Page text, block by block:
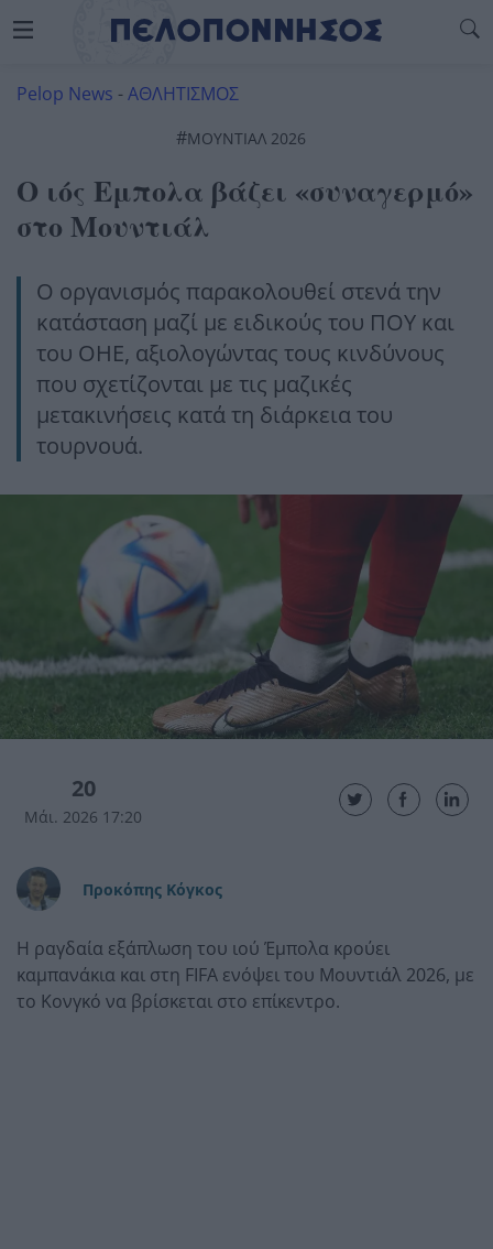
Pelop News -ΑΘΛΗΤΙΣΜΟΣ
#ΜΟΥΝΤΙΆΛ 2026
Ο ιός Εμπολα βάζει «συναγερμό»
στο Μουντιάλ
Ο οργανισμός παρακολουθεί στενά την
κατάσταση μαζί με ειδικούς του ΠΟΥ και
του ΟΗΕ, αξιολογώντας τους κινδύνους
που σχετίζονται με τις μαζικές
μετακινήσεις κατά τη διάρκεια του
τουρνουά.
20
Μάι. 2026 17:20
Προκόπης Κόγκος
Η ραγδαία εξάπλωση του ιού Έμπολα κρούει
καμπανάκια και στη FIFA ενόψει του Μουντιάλ 2026, με
το Κονγκό να βρίσκεται στο επίκεντρο.